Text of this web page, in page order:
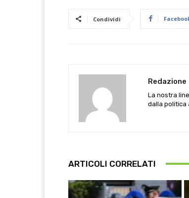
Condividi
Redazione
La nostra
dalla politica
ARTICOLI CORRELATI